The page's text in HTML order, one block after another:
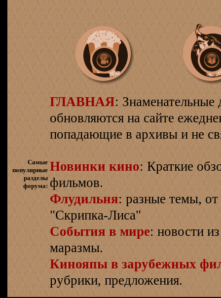
ГЛАВНАЯ: Знаменательные
обновляются на сайте
попадающие в архивы и не
Самые
популярные
разделы
форума:
Новинки кино: Краткие
фильмов.
Флудильня: разные темы,
"Скрипка-Лиса"
События в мире: новости
маразмы.
Кинояпы в зарубежных
рубрики, предложения.